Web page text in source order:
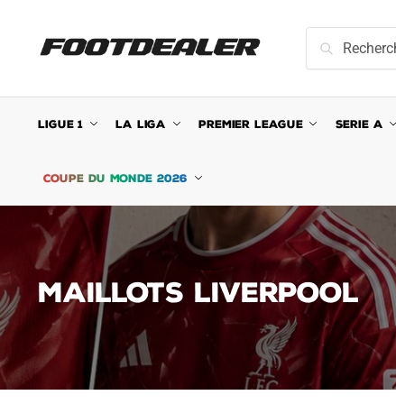
navigation
content
pour :
Recherche
LIGUE 1 LA LIGA PREMIER LEAGUE SERIE A
COUPE DU MONDE 2026
MAILLOTS LIVERPOOL